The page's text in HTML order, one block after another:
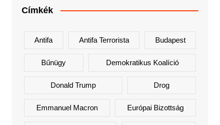
Címkék
Antifa Antifa Terrorista Budapest
Bűnügy Demokratikus Koalíció
Donald Trump Drog
Emmanuel Macron Európai Bizottság